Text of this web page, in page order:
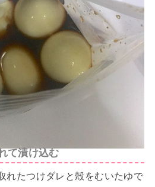
て漬け込む
れたつけダレと殻をむいたゆで